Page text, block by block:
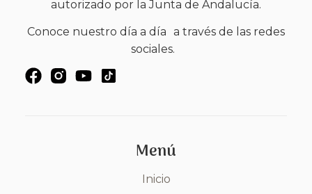
autorizado por la Junta de Andalucía.
Conoce nuestro día a día a través de las redes
sociales.
Menú
Inicio